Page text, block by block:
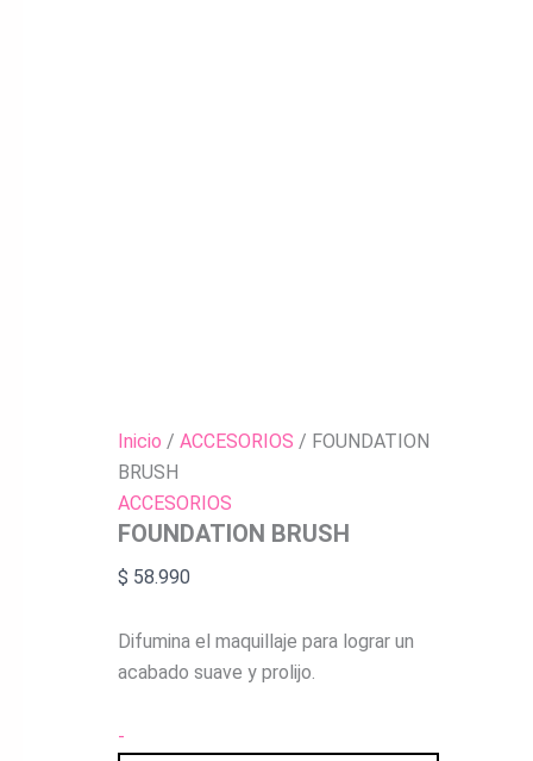
Inicio / ACCESORIOS / FOUNDATION
BRUSH
ACCESORIOS
FOUNDATION BRUSH
$ 58.990
Difumina el maquillaje para lograr un
acabado suave y prolijo.
-